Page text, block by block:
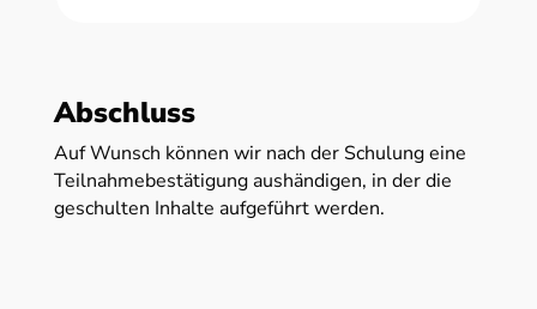
Abschluss
Auf Wunsch können wir nach der Schulung eine
Teilnahmebestätigung aushändigen, in der die
geschulten Inhalte aufgeführt werden.